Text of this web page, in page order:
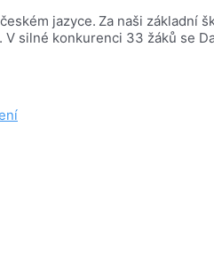
jazyce. Za naši základní
silné konkurenci 33 žáků se